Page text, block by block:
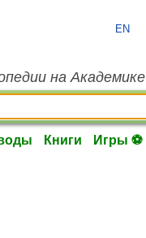
EN
на Академике
Книги Игры ⚽